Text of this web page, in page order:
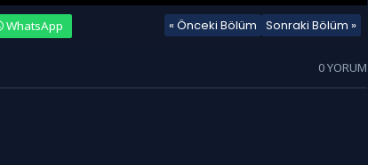
WhatsApp « Önceki Bölüm Sonraki Bölüm »
0 YORUM